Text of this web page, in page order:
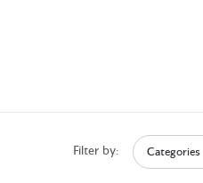
Filter by: Categories